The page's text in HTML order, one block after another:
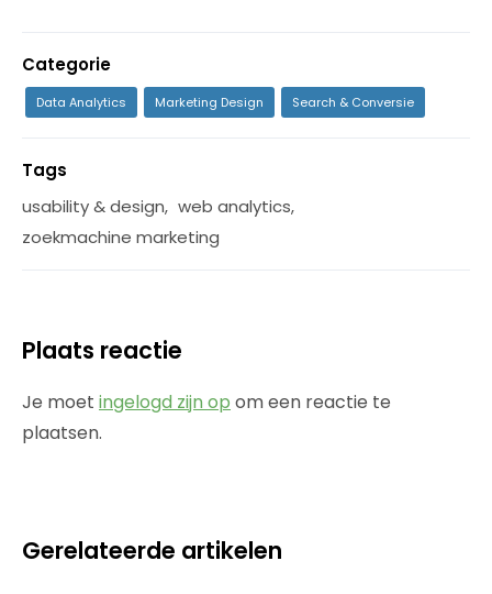
Categorie
Data Analytics Marketing Design Search & Conversie
Tags
usability & design, web analytics,
zoekmachine marketing
Plaats reactie
Je moet ingelogd zijn op om een reactie te
plaatsen.
Gerelateerde artikelen